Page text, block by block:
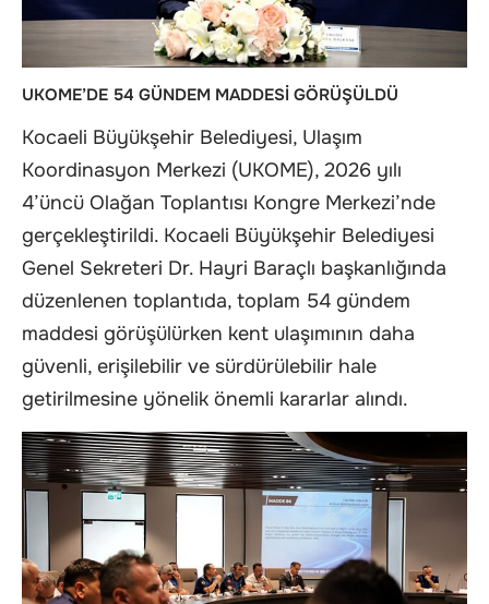
UKOME’DE 54 GÜNDEM MADDESİ GÖRÜŞÜLDÜ
Kocaeli Büyükşehir Belediyesi, Ulaşım
Koordinasyon Merkezi (UKOME), 2026 yılı
4’üncü Olağan Toplantısı Kongre Merkezi’nde
gerçekleştirildi. Kocaeli Büyükşehir Belediyesi
Genel Sekreteri Dr. Hayri Baraçlı başkanlığında
düzenlenen toplantıda, toplam 54 gündem
maddesi görüşülürken kent ulaşımının daha
güvenli, erişilebilir ve sürdürülebilir hale
getirilmesine yönelik önemli kararlar alındı.